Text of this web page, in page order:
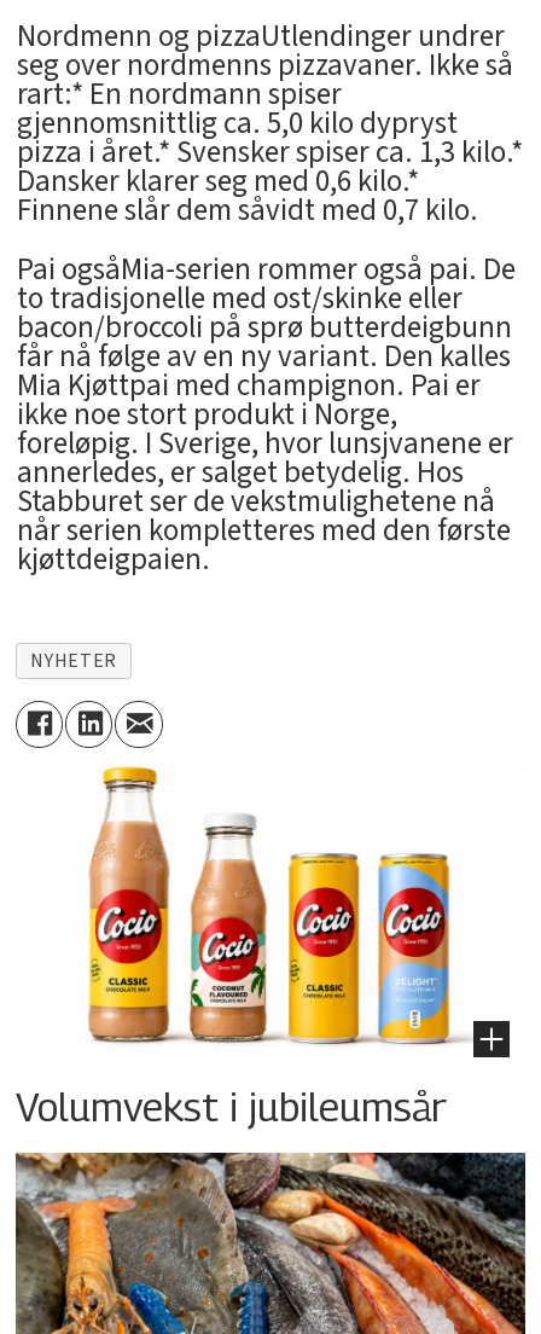
Nordmenn og pizzaUtlendinger undrer
seg over nordmenns pizzavaner. Ikke så
rart:* En nordmann spiser
gjennomsnittlig ca. 5,0 kilo dypryst
pizza i året.* Svensker spiser ca. 1,3 kilo.*
Dansker klarer seg med 0,6 kilo.*
Finnene slår dem såvidt med 0,7 kilo.
Pai ogsåMia-serien rommer også pai. De
to tradisjonelle med ost/skinke eller
bacon/broccoli på sprø butterdeigbunn
får nå følge av en ny variant. Den kalles
Mia Kjøttpai med champignon. Pai er
ikke noe stort produkt i Norge,
foreløpig. I Sverige, hvor lunsjvanene er
annerledes, er salget betydelig. Hos
Stabburet ser de vekstmulighetene nå
når serien kompletteres med den første
kjøttdeigpaien.
NYHETER
Volumvekst i jubileumsår